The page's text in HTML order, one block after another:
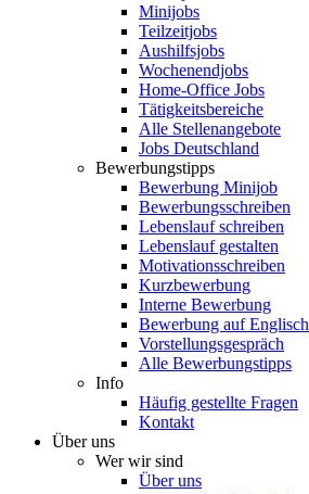
Minijobs
Teilzeitjobs
Aushilfsjobs
Wochenendjobs
Home-Office Jobs
Tätigkeitsbereiche
Alle Stellenangebote
Jobs Deutschland
Bewerbungstipps
Bewerbung Minijob
Bewerbungsschreiben
Lebenslauf schreiben
Lebenslauf gestalten
Motivationsschreiben
Kurzbewerbung
Interne Bewerbung
Bewerbung auf Englisch
Vorstellungsgespräch
Alle Bewerbungstipps
Info
Häufig gestellte Fragen
Kontakt
Über uns
Wer wir sind
Über uns